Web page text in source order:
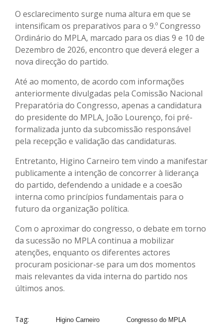
O esclarecimento surge numa altura em que se
intensificam os preparativos para o 9.º Congresso
Ordinário do MPLA, marcado para os dias 9 e 10 de
Dezembro de 2026, encontro que deverá eleger a
nova direcção do partido.
Até ao momento, de acordo com informações
anteriormente divulgadas pela Comissão Nacional
Preparatória do Congresso, apenas a candidatura
do presidente do MPLA, João Lourenço, foi pré-
formalizada junto da subcomissão responsável
pela recepção e validação das candidaturas.
Entretanto, Higino Carneiro tem vindo a manifestar
publicamente a intenção de concorrer à liderança
do partido, defendendo a unidade e a coesão
interna como princípios fundamentais para o
futuro da organização política.
Com o aproximar do congresso, o debate em torno
da sucessão no MPLA continua a mobilizar
atenções, enquanto os diferentes actores
procuram posicionar-se para um dos momentos
mais relevantes da vida interna do partido nos
últimos anos.
Tag: Higino Carneiro Congresso do MPLA